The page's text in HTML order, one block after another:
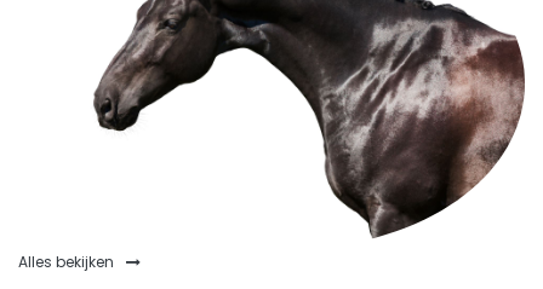
Alles bekijken